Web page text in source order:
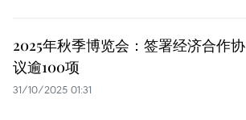
2025年秋季博览会：签署经济合作协
议逾100项
31/10/2025 01:31